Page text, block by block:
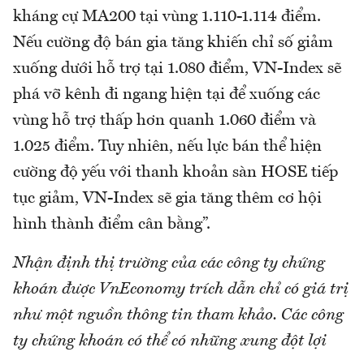
kháng cự MA200 tại vùng 1.110-1.114 điểm.
Nếu cường độ bán gia tăng khiến chỉ số giảm
xuống dưới hỗ trợ tại 1.080 điểm, VN-Index sẽ
phá vỡ kênh đi ngang hiện tại để xuống các
vùng hỗ trợ thấp hơn quanh 1.060 điểm và
1.025 điểm. Tuy nhiên, nếu lực bán thể hiện
cường độ yếu với thanh khoản sàn HOSE tiếp
tục giảm, VN-Index sẽ gia tăng thêm cơ hội
hình thành điểm cân bằng”.
Nhận định thị trường của các công ty chứng
khoán được VnEconomy trích dẫn chỉ có giá trị
như một nguồn thông tin tham khảo. Các công
ty chứng khoán có thể có những xung đột lợi